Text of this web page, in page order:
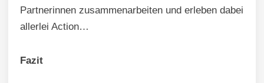
Partnerinnen zusammenarbeiten und erleben dabei
allerlei Action…
Fazit